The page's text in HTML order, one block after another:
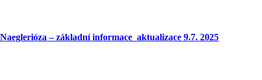
Naeglerióza – základní informace_aktualizace 9.7. 2025